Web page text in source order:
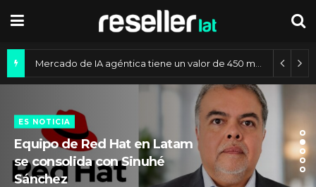
ES NOTICIA
Equipo de Red Hat en Latam
se consolida con Sinuhé
Sánchez